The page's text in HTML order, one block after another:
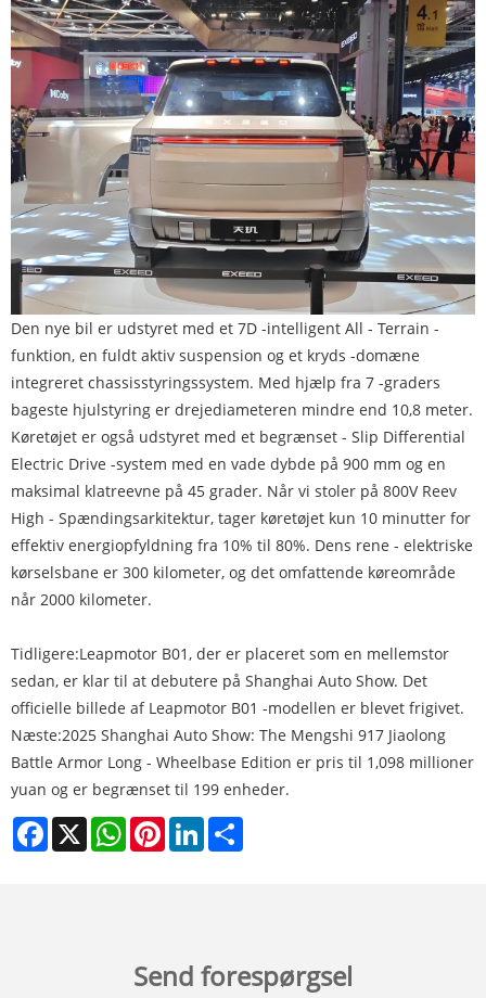
Den nye bil er udstyret med et 7D -intelligent All - Terrain -
funktion, en fuldt aktiv suspension og et kryds -domæne
integreret chassisstyringssystem. Med hjælp fra 7 -graders
bageste hjulstyring er drejediameteren mindre end 10,8 meter.
Køretøjet er også udstyret med et begrænset - Slip Differential
Electric Drive -system med en vade dybde på 900 mm og en
maksimal klatreevne på 45 grader. Når vi stoler på 800V Reev
High - Spændingsarkitektur, tager køretøjet kun 10 minutter for
effektiv energiopfyldning fra 10% til 80%. Dens rene - elektriske
kørselsbane er 300 kilometer, og det omfattende køreområde
når 2000 kilometer.
Tidligere:Leapmotor B01, der er placeret som en mellemstor
sedan, er klar til at debutere på Shanghai Auto Show. Det
officielle billede af Leapmotor B01 -modellen er blevet frigivet.
Næste:2025 Shanghai Auto Show: The Mengshi 917 Jiaolong
Battle Armor Long - Wheelbase Edition er pris til 1,098 millioner
yuan og er begrænset til 199 enheder.
Facebook
X WhatsAppPinterestLinkedIn
Send forespørgsel